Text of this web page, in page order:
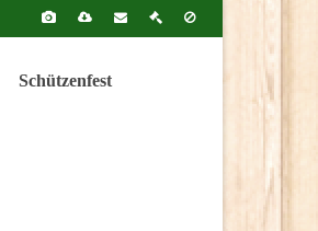
Schützenfest